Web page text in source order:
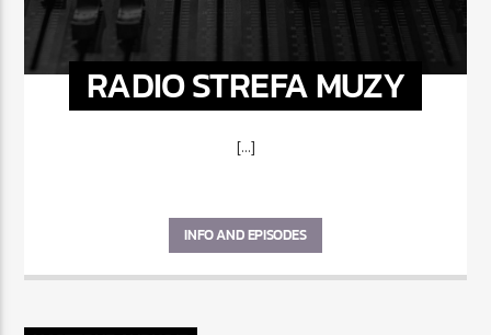
RADIO STREFA MUZY
[...]
INFO AND EPISODES